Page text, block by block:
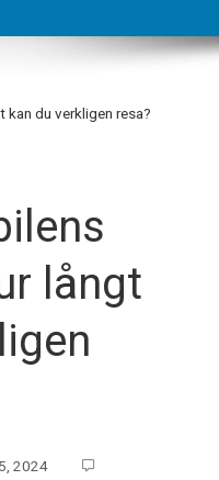
du verkligen resa?
långt
2024